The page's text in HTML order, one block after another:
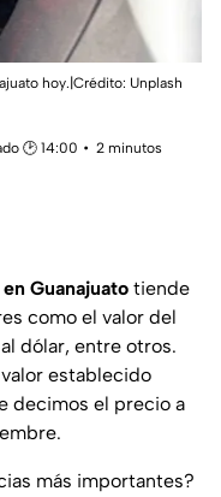
hoy.|Crédito: Unplash
🕑 14:00
2 minutos
Guanajuato tiende
como el valor del
dólar, entre otros.
establecido
decimos el precio a
más importantes?